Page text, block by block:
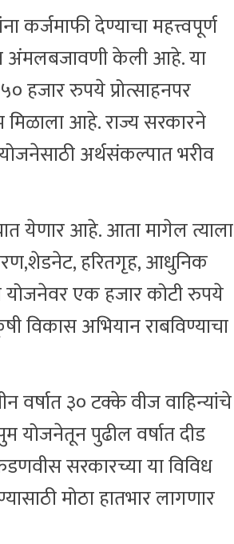
देण्याचा महत्त्वपूर्ण
अंमलबजावणी केली आहे. या
हजार रुपये प्रोत्साहनपर
आहे. राज्य सरकारने
अर्थसंकल्पात भरीव
येणार आहे. आता मागेल त्याला
हरितगृह, आधुनिक
योजनेवर एक हजार कोटी रुपये
विकास अभियान राबविण्याचा
वर्षात ३० टक्के वीज वाहिन्यांचे
योजनेतून पुढील वर्षात दीड
सरकारच्या या विविध
मोठा हातभार लागणार